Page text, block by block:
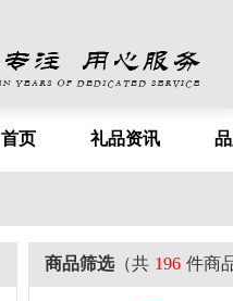
首页 礼品资讯
商品筛选（共 196 件商